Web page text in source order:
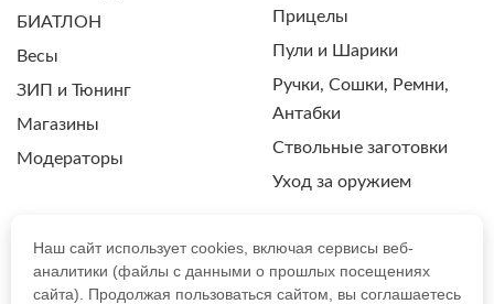
БИАТЛОН
Весы
ЗИП и Тюнинг
Магазины
Модераторы
Прицелы
Пули и Шарики
Ручки, Сошки, Ремни,
Антабки
Ствольные заготовки
Уход за оружием
ПОЛИТИКА КОНФИДЕНЦИАЛЬНОСТИ
Наш сайт использует cookies, включая сервисы веб-
аналитики (файлы с данными о прошлых посещениях
сайта). Продолжая пользоваться сайтом, вы соглашаетесь